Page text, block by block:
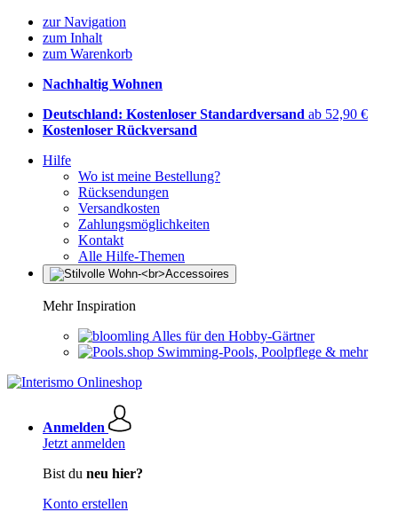
zur Navigation
zum Inhalt
zum Warenkorb
Nachhaltig Wohnen
Deutschland: Kostenloser Standardversand ab 52,90 €
Kostenloser Rückversand
Hilfe
Wo ist meine Bestellung?
Rücksendungen
Versandkosten
Zahlungsmöglichkeiten
Kontakt
Alle Hilfe-Themen
Mehr Inspiration
Alles für den Hobby-Gärtner
Swimming-Pools, Poolpflege & mehr
Anmelden
Jetzt anmelden
Bist du neu hier?
Konto erstellen